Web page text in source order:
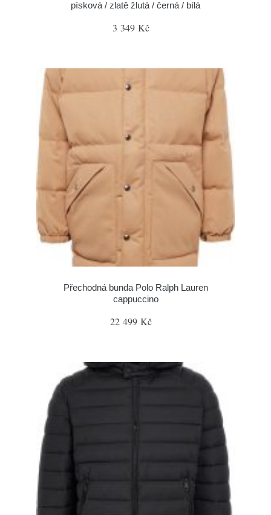
písková / zlatě žlutá / černá / bílá
3 349 Kč
Přechodná bunda Polo Ralph Lauren
cappuccino
22 499 Kč